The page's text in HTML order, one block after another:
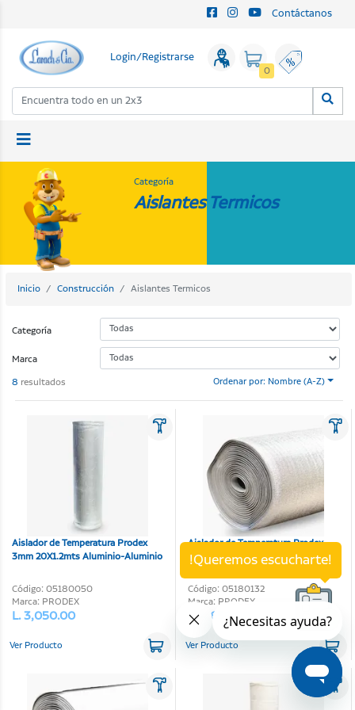
Contáctanos
Login/Registrarse
0
Categoría
Aislantes Termicos
Inicio Construcción Aislantes Termicos
Categoría
Marca
8 resultados Ordenar por: Nombre (A-Z)
Aislador de Temperatura Prodex
3mm 20X1.2mts Aluminio-Aluminio
Código: 05180050
Marca: PRODEX
L. 3,050.00
Ver Producto
Aislador de Temperatura Prodex
10mm 20X1.2mts Aluminio-
Aluminio
Código: 05180132
Marca: PRODEX
L. 4,650.00
Ver Producto
!Queremos escucharte!